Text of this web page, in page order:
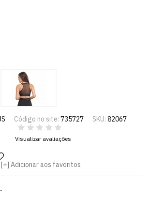
Código no site: 735727 SKU: 82067
Visualizar avaliações
Adicionar aos favoritos